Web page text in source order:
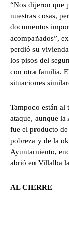
“Nos dijeron que
nuestras cosas,
documentos
acompañados”,
perdió su
los pisos del
con otra familia.
situaciones
Tampoco están al
ataque, aunque
fue el producto
pobreza y de la
Ayuntamiento,
abrió en Villalba
AL CIERRE